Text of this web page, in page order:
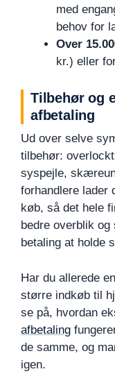
med
behov for
Over
kr.) eller
Tilbehør og
afbetaling
Ud over selve
tilbehør:
syspejle,
forhandlere lader
køb, så det hele
bedre overblik
betaling at holde
Har du allerede
større indkøb til
se på, hvordan
afbetaling
de samme, og
igen.